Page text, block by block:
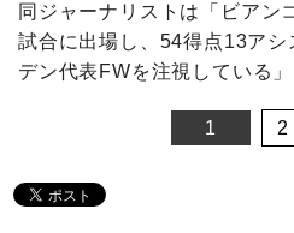
同ジャーナリストは「ビアン
試合に出場し、54得点13ア
デン代表FWを注視している」
1 2